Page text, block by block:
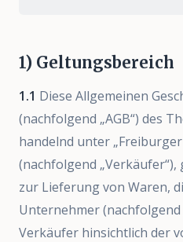
1) Geltungsbereich
1.1 Diese Allgemeinen
(nachfolgend „AGB“) des
handelnd unter
(nachfolgend
zur Lieferung von Waren,
Unternehmer (nachfolgend
Verkäufer hinsichtlich der